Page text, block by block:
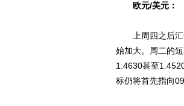
欧元/美元：
上周四之后汇
始加大。周二的
1.4630甚至
标仍将首先指向